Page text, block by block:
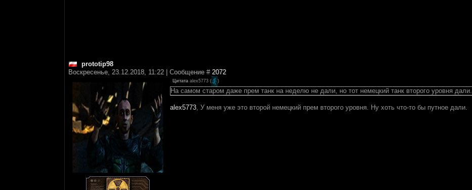
prototip98
Воскресенье, 23.12.2018, 11:22 | Сообщение # 2072
Цитата alex5773 ( )
На самом старом даже прем танк на неделю не дали, но тот немецкий танк второго уровня дали.
alex5773, У меня уже это второй немецкий прем второго уровня. Ну хоть что-то бы путное дали.